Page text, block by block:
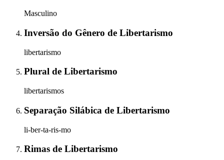
Masculino
Inversão do Gênero de Libertarismo
libertarismo
Plural de Libertarismo
libertarismos
Separação Silábica de Libertarismo
li-ber-ta-ris-mo
Rimas de Libertarismo